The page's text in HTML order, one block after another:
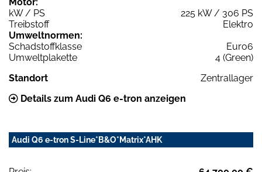
kW / PS
225 kW / 306 PS
Treibstoff
Elektro
Umweltnormen:
Schadstoffklasse
Euro6
Umweltplakette
4 (Green)
Standort
Zentrallager
Details zum Audi Q6 e-tron anzeigen
Audi Q6 e-tron S-Line*B&O*Matrix*AHK